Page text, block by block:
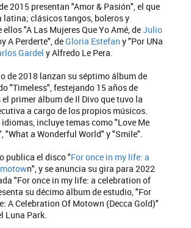
2015 presentan "Amor & Pasión", el que
latina; clásicos tangos, boleros y
"A Las Mujeres Que Yo Amé, deJulio
A Perderte", deGloria Estefan y "Por UNa
Gardel y Alfredo Le Pera.
de 2018 lanzan su séptimo álbum de
"Timeless", festejando 15 años de
primer álbum de Il Divo que tuvo la
a cargo de los propios músicos.
incluye temas como "Love Me
"What a Wonderful World" y "Smile".
publica el disco "For once in my life: a
n", y se anuncia su gira para 2022
"For once in my life: a celebration of
su décimo álbum de estudio, "For
A Celebration Of Motown (Decca Gold)"
Luna Park.